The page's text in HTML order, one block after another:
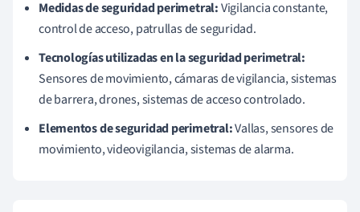
Medidas de seguridad perimetral:Vigilancia constante,
control de acceso, patrullas de seguridad.
Tecnologías utilizadas en la seguridad perimetral:
Sensores de movimiento, cámaras de vigilancia, sistemas
de barrera, drones, sistemas de acceso controlado.
Elementos de seguridad perimetral:Vallas, sensores de
movimiento, videovigilancia, sistemas de alarma.